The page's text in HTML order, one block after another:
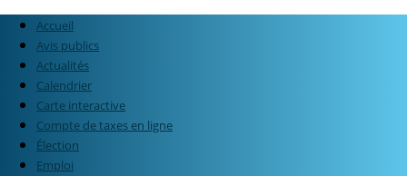
Accueil
Avis publics
Actualités
Calendrier
Carte interactive
Compte de taxes en ligne
Élection
Emploi